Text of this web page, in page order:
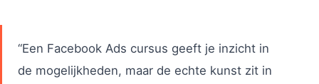
“Een Facebook Ads cursus geeft je inzicht in
de mogelijkheden, maar de echte kunst zit in